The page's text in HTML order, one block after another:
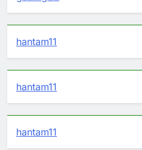
hantam11
hantam11
hantam11